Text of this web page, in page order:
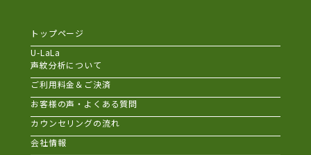
トップページ
U-LaLa
声紋分析について
ご利用料金＆ご決済
お客様の声・よくある質問
カウンセリングの流れ
会社情報